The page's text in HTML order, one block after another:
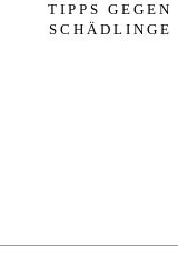
TIPPS GEGEN
SCHÄDLINGE